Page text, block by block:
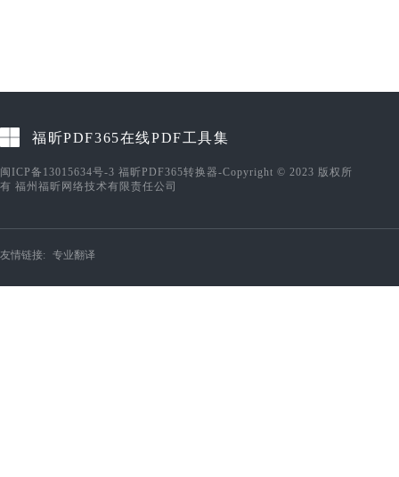
福昕PDF365在线PDF工具集
闽ICP备13015634号-3 福昕PDF365转换器-Copyright © 2023 版权所
有 福州福昕网络技术有限责任公司
友情链接: 专业翻译